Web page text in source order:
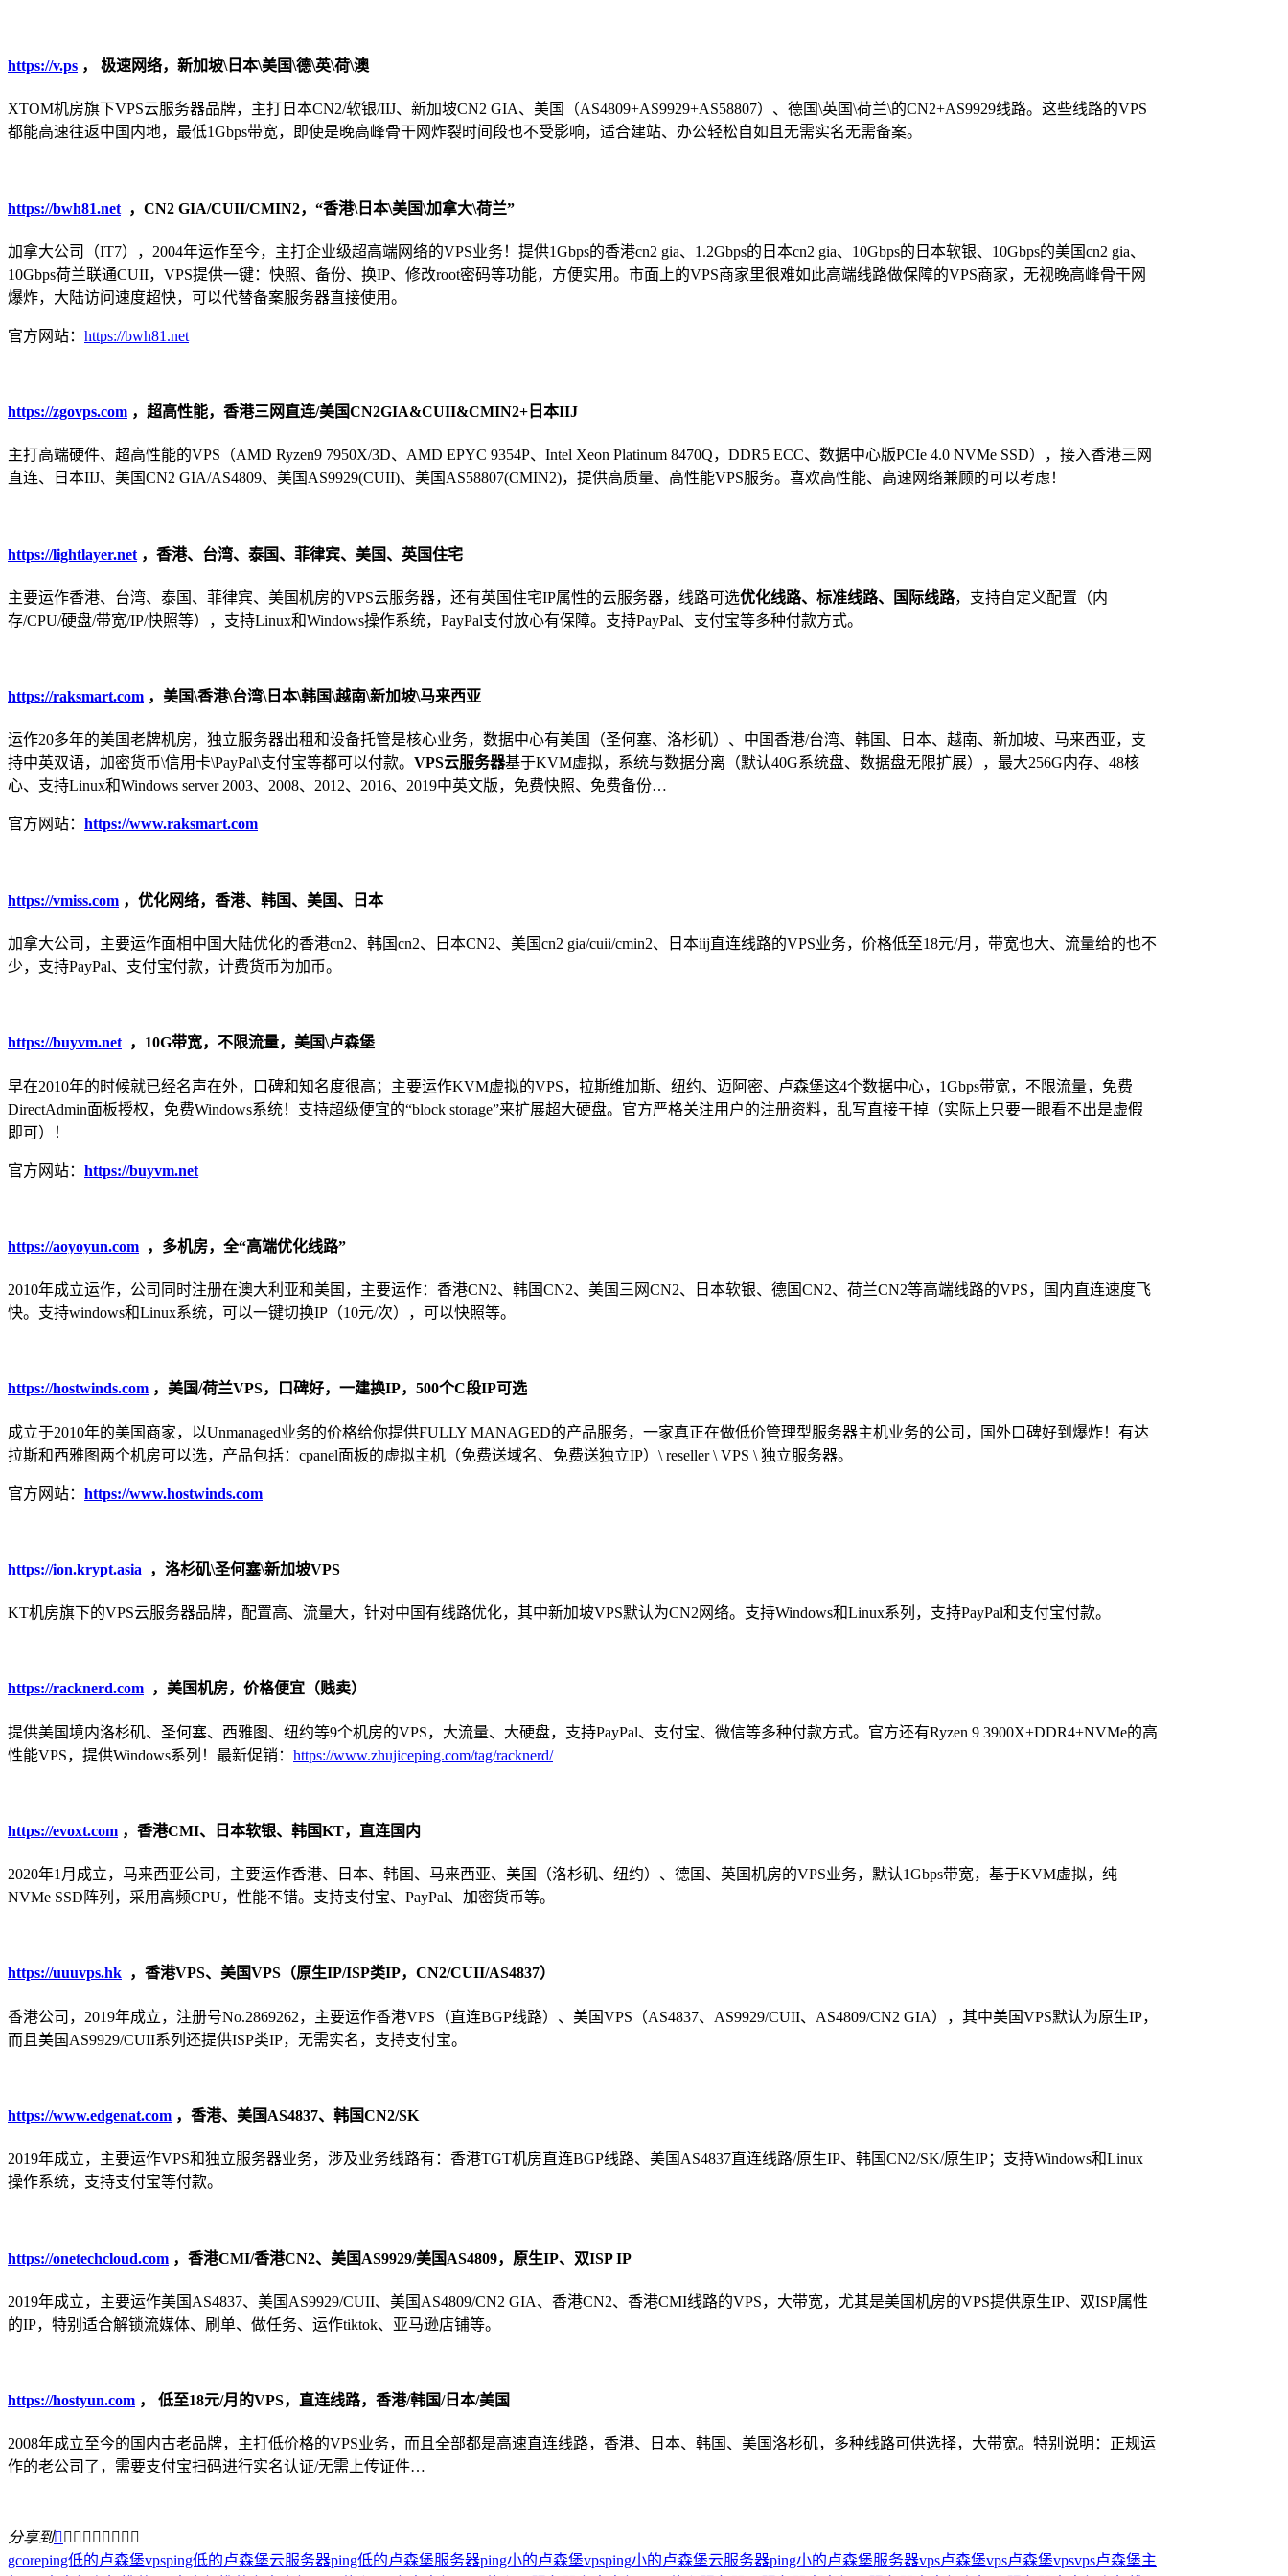
https://v.ps ， 极速网络，新加坡\日本\美国\德\英\荷\澳
XTOM机房旗下VPS云服务器品牌，主打日本CN2/软银/IIJ、新加坡CN2 GIA、美国（AS4809+AS9929+AS58807）、德国\英国\荷兰\的CN2+AS9929线路。这些线路的VPS
都能高速往返中国内地，最低1Gbps带宽，即使是晚高峰骨干网炸裂时间段也不受影响，适合建站、办公轻松自如且无需实名无需备案。
https://bwh81.net ，CN2 GIA/CUII/CMIN2，“香港\日本\美国\加拿大\荷兰”
加拿大公司（IT7），2004年运作至今，主打企业级超高端网络的VPS业务！提供1Gbps的香港cn2 gia、1.2Gbps的日本cn2 gia、10Gbps的日本软银、10Gbps的美国cn2 gia、
10Gbps荷兰联通CUII，VPS提供一键：快照、备份、换IP、修改root密码等功能，方便实用。市面上的VPS商家里很难如此高端线路做保障的VPS商家，无视晚高峰骨干网
爆炸，大陆访问速度超快，可以代替备案服务器直接使用。
官方网站： https://bwh81.net
https://zgovps.com ，超高性能，香港三网直连/美国CN2GIA&CUII&CMIN2+日本IIJ
主打高端硬件、超高性能的VPS（AMD Ryzen9 7950X/3D、AMD EPYC 9354P、Intel Xeon Platinum 8470Q，DDR5 ECC、数据中心版PCIe 4.0 NVMe SSD），接入香港三网
直连、日本IIJ、美国CN2 GIA/AS4809、美国AS9929(CUII)、美国AS58807(CMIN2)，提供高质量、高性能VPS服务。喜欢高性能、高速网络兼顾的可以考虑！
https://lightlayer.net ，香港、台湾、泰国、菲律宾、美国、英国住宅
主要运作香港、台湾、泰国、菲律宾、美国机房的VPS云服务器，还有英国住宅IP属性的云服务器，线路可选优化线路、标准线路、国际线路，支持自定义配置（内
存/CPU/硬盘/带宽/IP/快照等），支持Linux和Windows操作系统，PayPal支付放心有保障。支持PayPal、支付宝等多种付款方式。
https://raksmart.com ，美国\香港\台湾\日本\韩国\越南\新加坡\马来西亚
运作20多年的美国老牌机房，独立服务器出租和设备托管是核心业务，数据中心有美国（圣何塞、洛杉矶）、中国香港/台湾、韩国、日本、越南、新加坡、马来西亚，支
持中英双语，加密货币\信用卡\PayPal\支付宝等都可以付款。 VPS云服务器基于KVM虚拟，系统与数据分离（默认40G系统盘、数据盘无限扩展），最大256G内存、48核
心、支持Linux和Windows server 2003、2008、2012、2016、2019中英文版，免费快照、免费备份…
官方网站： https://www.raksmart.com
https://vmiss.com ，优化网络，香港、韩国、美国、日本
加拿大公司，主要运作面相中国大陆优化的香港cn2、韩国cn2、日本CN2、美国cn2 gia/cuii/cmin2、日本iij直连线路的VPS业务，价格低至18元/月，带宽也大、流量给的也不
少，支持PayPal、支付宝付款，计费货币为加币。
https://buyvm.net ，10G带宽，不限流量，美国\卢森堡
早在2010年的时候就已经名声在外，口碑和知名度很高；主要运作KVM虚拟的VPS，拉斯维加斯、纽约、迈阿密、卢森堡这4个数据中心，1Gbps带宽，不限流量，免费
DirectAdmin面板授权，免费Windows系统！支持超级便宜的“block storage”来扩展超大硬盘。官方严格关注用户的注册资料，乱写直接干掉（实际上只要一眼看不出是虚假
即可）！
官方网站： https://buyvm.net
https://aoyoyun.com ，多机房，全“高端优化线路”
2010年成立运作，公司同时注册在澳大利亚和美国，主要运作：香港CN2、韩国CN2、美国三网CN2、日本软银、德国CN2、荷兰CN2等高端线路的VPS，国内直连速度飞
快。支持windows和Linux系统，可以一键切换IP（10元/次），可以快照等。
https://hostwinds.com ，美国/荷兰VPS，口碑好，一建换IP，500个C段IP可选
成立于2010年的美国商家，以Unmanaged业务的价格给你提供FULLY MANAGED的产品服务，一家真正在做低价管理型服务器主机业务的公司，国外口碑好到爆炸！有达
拉斯和西雅图两个机房可以选，产品包括：cpanel面板的虚拟主机（免费送域名、免费送独立IP）\ reseller \ VPS \ 独立服务器。
官方网站： https://www.hostwinds.com
https://ion.krypt.asia ，洛杉矶\圣何塞\新加坡VPS
KT机房旗下的VPS云服务器品牌，配置高、流量大，针对中国有线路优化，其中新加坡VPS默认为CN2网络。支持Windows和Linux系列，支持PayPal和支付宝付款。
https://racknerd.com ，美国机房，价格便宜（贱卖）
提供美国境内洛杉矶、圣何塞、西雅图、纽约等9个机房的VPS，大流量、大硬盘，支持PayPal、支付宝、微信等多种付款方式。官方还有Ryzen 9 3900X+DDR4+NVMe的高
性能VPS，提供Windows系列！最新促销： https://www.zhujiceping.com/tag/racknerd/
https://evoxt.com ，香港CMI、日本软银、韩国KT，直连国内
2020年1月成立，马来西亚公司，主要运作香港、日本、韩国、马来西亚、美国（洛杉矶、纽约）、德国、英国机房的VPS业务，默认1Gbps带宽，基于KVM虚拟，纯
NVMe SSD阵列，采用高频CPU，性能不错。支持支付宝、PayPal、加密货币等。
https://uuuvps.hk ，香港VPS、美国VPS（原生IP/ISP类IP，CN2/CUII/AS4837）
香港公司，2019年成立，注册号No.2869262，主要运作香港VPS（直连BGP线路）、美国VPS（AS4837、AS9929/CUII、AS4809/CN2 GIA），其中美国VPS默认为原生IP，
而且美国AS9929/CUII系列还提供ISP类IP，无需实名，支持支付宝。
https://www.edgenat.com ，香港、美国AS4837、韩国CN2/SK
2019年成立，主要运作VPS和独立服务器业务，涉及业务线路有：香港TGT机房直连BGP线路、美国AS4837直连线路/原生IP、韩国CN2/SK/原生IP；支持Windows和Linux
操作系统，支持支付宝等付款。
https://onetechcloud.com ，香港CMI/香港CN2、美国AS9929/美国AS4809，原生IP、双ISP IP
2019年成立，主要运作美国AS4837、美国AS9929/CUII、美国AS4809/CN2 GIA、香港CN2、香港CMI线路的VPS，大带宽，尤其是美国机房的VPS提供原生IP、双ISP属性
的IP，特别适合解锁流媒体、刷单、做任务、运作tiktok、亚马逊店铺等。
https://hostyun.com ， 低至18元/月的VPS，直连线路，香港/韩国/日本/美国
2008年成立至今的国内古老品牌，主打低价格的VPS业务，而且全部都是高速直连线路，香港、日本、韩国、美国洛杉矶，多种线路可供选择，大带宽。特别说明：正规运
作的老公司了，需要支付宝扫码进行实名认证/无需上传证件…
分享到        
gcoreping低的卢森堡vpsping低的卢森堡云服务器ping低的卢森堡服务器ping小的卢森堡vpsping小的卢森堡云服务器ping小的卢森堡服务器vps卢森堡vps卢森堡vpsvps卢森堡主